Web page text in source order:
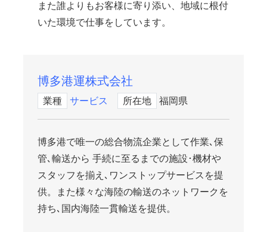
また誰よりもお客様に寄り添い、地域に根付
いた環境で仕事をしています。
博多港運株式会社
業種 サービス 所在地 福岡県
博多港で唯一の総合物流企業として作業､保
管､輸送から 手続に至るまでの施設･機材や
スタッフを揃え､ワンストップサービスを提
供。また様々な海陸の輸送のネットワークを
持ち､国内海陸一貫輸送を提供。